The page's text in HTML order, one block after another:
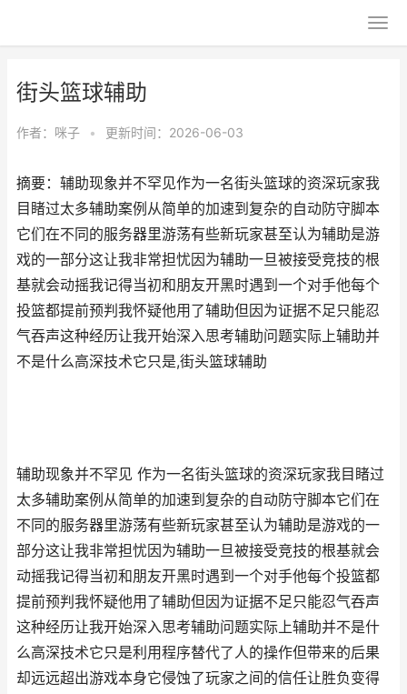
街头篮球辅助
作者： 咪子 • 更新时间：2026-06-03
摘要：辅助现象并不罕见作为一名街头篮球的资深玩家我
目睹过太多辅助案例从简单的加速到复杂的自动防守脚本
它们在不同的服务器里游荡有些新玩家甚至认为辅助是游
戏的一部分这让我非常担忧因为辅助一旦被接受竞技的根
基就会动摇我记得当初和朋友开黑时遇到一个对手他每个
投篮都提前预判我怀疑他用了辅助但因为证据不足只能忍
气吞声这种经历让我开始深入思考辅助问题实际上辅助并
不是什么高深技术它只是,街头篮球辅助
辅助现象并不罕见 作为一名街头篮球的资深玩家我目睹过
太多辅助案例从简单的加速到复杂的自动防守脚本它们在
不同的服务器里游荡有些新玩家甚至认为辅助是游戏的一
部分这让我非常担忧因为辅助一旦被接受竞技的根基就会
动摇我记得当初和朋友开黑时遇到一个对手他每个投篮都
提前预判我怀疑他用了辅助但因为证据不足只能忍气吞声
这种经历让我开始深入思考辅助问题实际上辅助并不是什
么高深技术它只是利用程序替代了人的操作但带来的后果
却远远超出游戏本身它侵蚀了玩家之间的信任让胜负变得